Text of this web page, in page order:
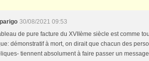
30/08/2021 09:53
de pure facture du XVIIème siècle est comme
démonstratif à mort, on dirait que chacun des
tiennent absolument à faire passer un